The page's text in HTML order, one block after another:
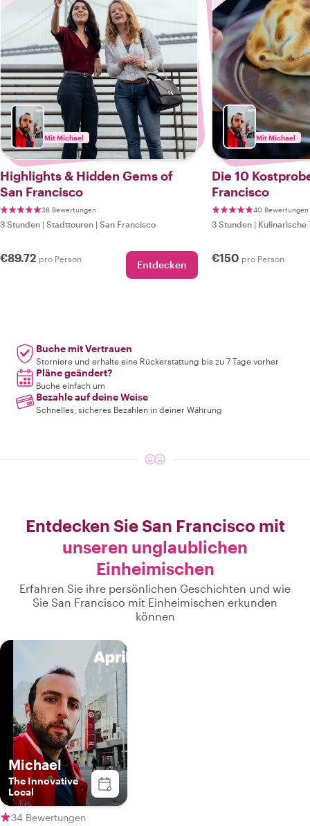
Mit Michael
Highlights & Hidden Gems of
San Francisco
38 Bewertungen
3 Stunden | Stadttouren | San Francisco
€89.72 pro Person Entdecken
Mit Michael
Die 10
Francisco
40 Bewertungen
3 Stunden | Kulinarische
€150 pro Person
Buche mit Vertrauen
Storniere und erhalte eine Rückerstattung bis zu 7 Tage vorher
Pläne geändert?
Buche einfach um
Bezahle auf deine Weise
Schnelles, sicheres Bezahlen in deiner Währung
Entdecken Sie San Francisco mit
unseren unglaublichen
Einheimischen
Erfahren Sie ihre persönlichen Geschichten und wie
Sie San Francisco mit Einheimischen erkunden
können
Michael
The Innovative
Local
34 Bewertungen